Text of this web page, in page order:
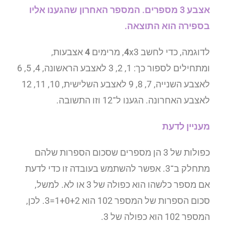
אצבע 3 מספרים. המספר האחרון שהגענו אליו
בספירה הוא התוצאה.
לדוגמה, כדי לחשב 4x3, מרימים 4אצבעות,
ומתחילים לספור כך: 1, 2, 3 לאצבע הראשונה, 4, 5, 6
לאצבע השנייה, 7, 8, 9 לאצבע השלישית, 10, 11, 12
לאצבע האחרונה. הגענו ל־12 וזו התשובה.
מעניין לדעת
כפולות של 3 הן מספרים שסכום הספרות שלהם
מתחלק ב־3. אפשר להשתמש בעובדה זו כדי לדעת
אם מספר כלשהו הוא כפולה של 3 או לא. למשל,
סכום הספרות של המספר 102 הוא 1+0+2=3. לכן,
המספר 102 הוא כפולה של 3.